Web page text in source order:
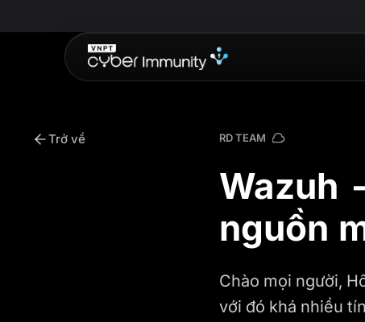
Trở về RD TEAM
Wazuh
nguồn
Chào mọi người,
với đó khá nhiều